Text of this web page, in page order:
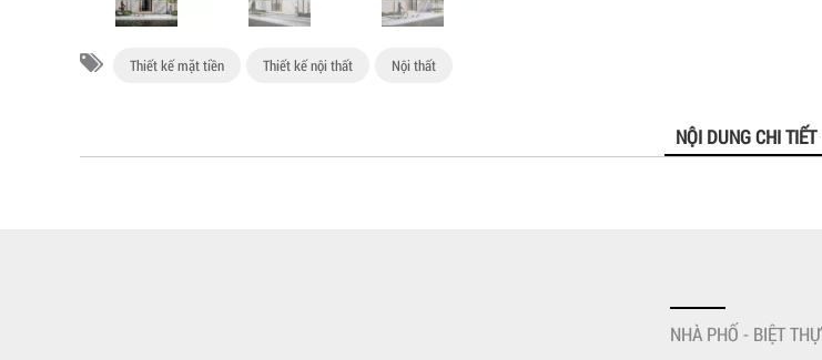
Thiết kế mặt tiền Thiết kế nội thất Nội thất
NỘI DUNG CHI TIẾT
NHÀ PHỐ - BIỆT THỰ